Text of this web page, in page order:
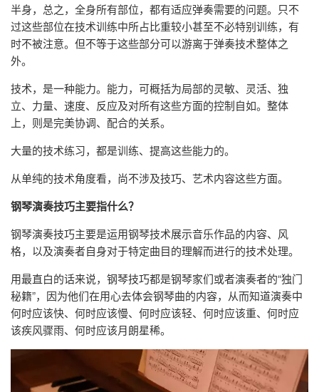
半身，总之，全身所有部位，都有适应弹奏需要的问题。只不
过这些部位在技术训练中所占比重较小甚至不必特别训练，有
时不被注意。但不等于这些部分可以游离于弹奏技术整体之
外。
技术，是一种能力。能力，可概括为局部的灵敏、灵活、独
立、力量、速度、反应及对所有这些方面的控制自如。整体
上，则是完美协调、配合的关系。
大量的技术练习，都是训练、提高这些能力的。
从单纯的技术角度看，尚不涉及技巧、艺术内容这些方面。
钢琴演奏技巧主要指什么？
钢琴演奏技巧主要是运用钢琴技术展示音乐作品的内容、风
格，以及演奏者自身对于特定曲目的理解而进行的技术处理。
用最直白的话来说，钢琴技巧都是钢琴家们或者演奏者的“独门
秘籍”，因为他们在用心去体会钢琴曲的内容，从而知道演奏中
何时应该快、何时应该慢、何时应该轻、何时应该重、何时应
该疾风骤雨、何时应该月朗星稀。